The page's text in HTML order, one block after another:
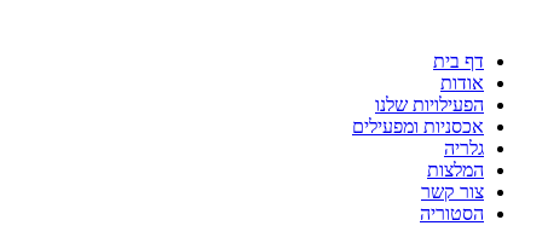
דף בית
אודות
הפעילויות שלנו
אכסניות ומפעילים
גלריה
המלצות
צור קשר
הסטוריה